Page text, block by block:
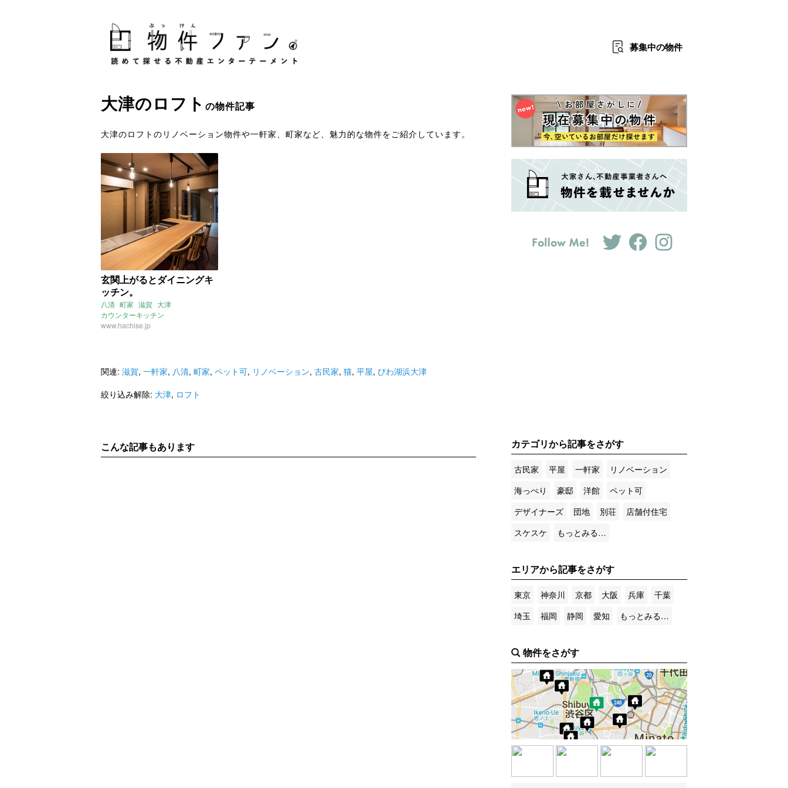
募集中の物件
大津のロフト の物件記事
大津のロフトのリノベーション物件や一軒家、町家など、魅力的な物件をご紹介しています。
玄関上がるとダイニングキ
ッチン。
八清 町家 滋賀 大津
カウンターキッチン
ダイニングキッチン
www.hachise.jp
関連: 滋賀, 一軒家, 八清, 町家, ペット可, リノベーション, 古民家, 猫, 平屋, びわ湖浜大津
絞り込み解除: 大津, ロフト
こんな記事もあります カテゴリから記事をさがす
古民家 平屋 一軒家
リノベーション
海っぺり
豪邸 洋館
ペット可
デザイナーズ
団地 別荘
店舗付住宅
スケスケ
もっとみる…
エリアから記事をさがす
東京 神奈川 京都 大阪 兵庫
千葉
埼玉
福岡 静岡 愛知 もっとみる…
物件をさがす